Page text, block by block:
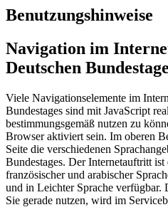
Benutzungshinweise
Navigation im
Deutschen
Viele Navigationselemente im
Bundestages sind mit JavaScript
bestimmungsgemäß nutzen zu
Browser aktiviert sein. Im oberen
Seite die verschiedenen
Bundestages. Der Internetauftritt ist
französischer und arabischer
und in Leichter Sprache verfügbar.
Sie gerade nutzen, wird im